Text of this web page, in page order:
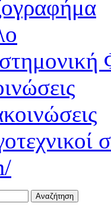
Αναζήτηση